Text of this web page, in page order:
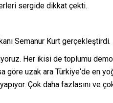
sergide dikkat çekti.
Semanur Kurt
Her ikisi de toplumu
uzak ara Türkiye‘de en
Çok daha fazlasını ve